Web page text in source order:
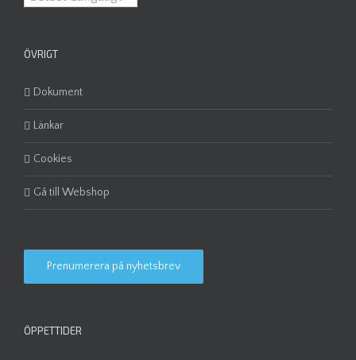
ÖVRIGT
Dokument
Länkar
Cookies
Gå till Webshop
Prenumerera på nyhetsbrev
ÖPPETTIDER